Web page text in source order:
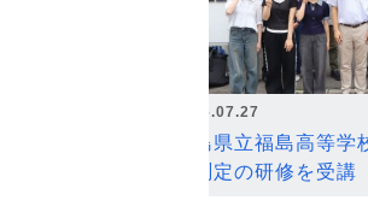
2026.07.27
福島県立福島高等学
ン測定の研修を受講